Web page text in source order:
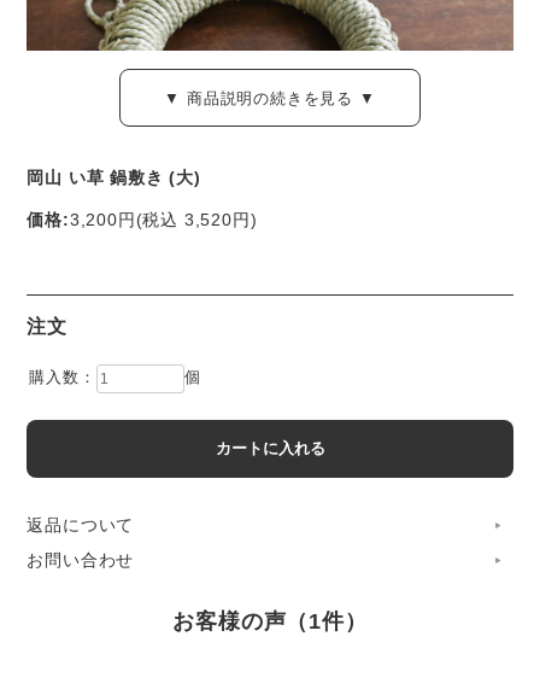
す。
こちらは、直径約20センチの「大」サイズ。大きな土鍋も、
使い始めは、い草のさわやかな香りが心地よく、時間ととも
▼ 商品説明の続きを見る ▼
岡山 い草 鍋敷き (大)
価格:3,200円 (税込 3,520円)
注文
購入数： 個
返品について
お問い合わせ
お客様の声（1件）